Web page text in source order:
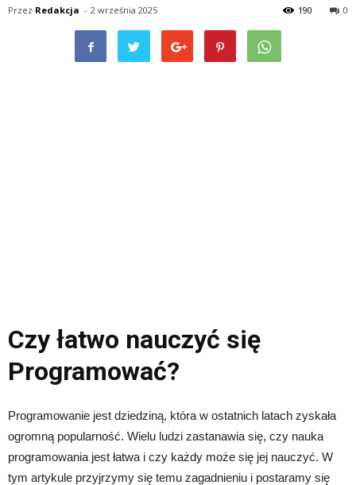
Przez Redakcja - 2 września 2025 0
190
Czy łatwo nauczyć się
Programować?
Programowanie jest dziedziną, która w ostatnich latach zyskała
ogromną popularność. Wielu ludzi zastanawia się, czy nauka
programowania jest łatwa i czy każdy może się jej nauczyć. W
tym artykule przyjrzymy się temu zagadnieniu i postaramy się